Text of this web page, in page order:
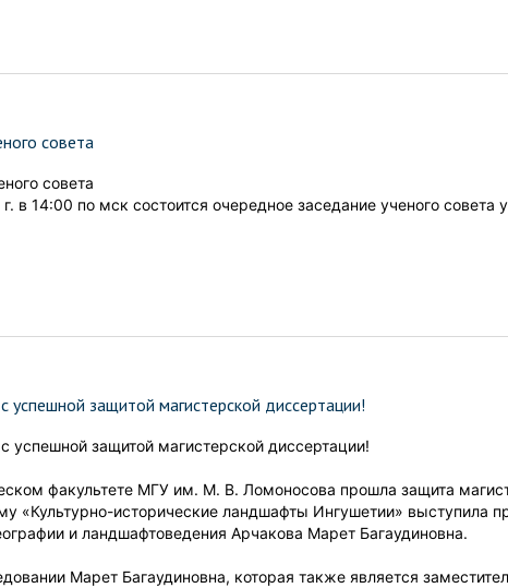
совета
совета
в 14:00 по мск состоится очередное заседание ученого совета
успешной защитой магистерской диссертации!
успешной защитой магистерской диссертации!
факультете МГУ им. М. В. Ломоносова прошла защита
«Культурно-исторические ландшафты Ингушетии» выступила
и ландшафтоведения Арчакова Марет Багаудиновна.
Марет Багаудиновна, которая также является